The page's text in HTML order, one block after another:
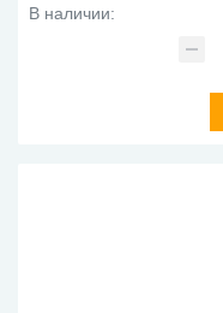
В наличии: